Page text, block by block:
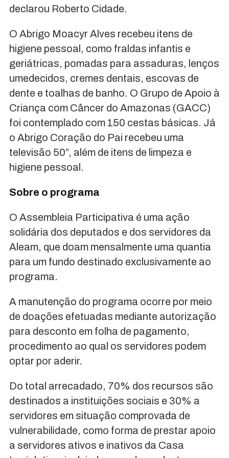
declarou Roberto Cidade.
O Abrigo Moacyr Alves recebeu itens de
higiene pessoal, como fraldas infantis e
geriátricas, pomadas para assaduras, lenços
umedecidos, cremes dentais, escovas de
dente e toalhas de banho. O Grupo de Apoio à
Criança com Câncer do Amazonas (GACC)
foi contemplado com 150 cestas básicas. Já
o Abrigo Coração do Pai recebeu uma
televisão 50”, além de itens de limpeza e
higiene pessoal.
Sobre o programa
O Assembleia Participativa é uma ação
solidária dos deputados e dos servidores da
Aleam, que doam mensalmente uma quantia
para um fundo destinado exclusivamente ao
programa.
A manutenção do programa ocorre por meio
de doações efetuadas mediante autorização
para desconto em folha de pagamento,
procedimento ao qual os servidores podem
optar por aderir.
Do total arrecadado, 70% dos recursos são
destinados a instituições sociais e 30% a
servidores em situação comprovada de
vulnerabilidade, como forma de prestar apoio
a servidores ativos e inativos da Casa